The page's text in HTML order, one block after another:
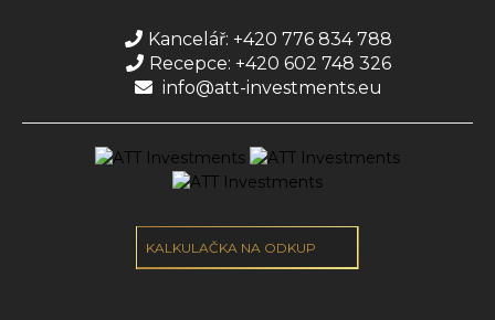
Kancelář: +420 776 834 788
Recepce: +420 602 748 326
info@att-investments.eu
KALKULAČKA NA ODKUP